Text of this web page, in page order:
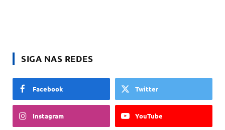
SIGA NAS REDES
Facebook Twitter
Instagram YouTube